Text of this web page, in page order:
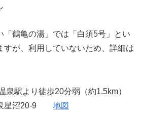
「鶴亀の湯」では「白須5号」とい
すが、利用していないため、詳細は
泉駅より徒歩20分弱（約1.5km）
泉星沼20-9 地図